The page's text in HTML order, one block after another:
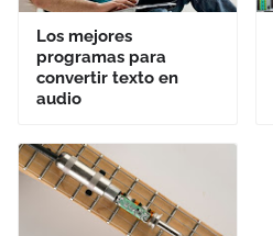
Los mejores
programas para
convertir texto en
audio